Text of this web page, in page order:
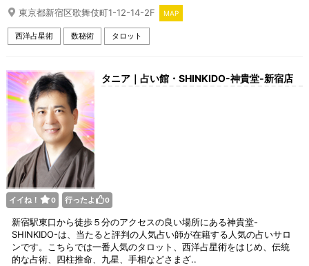
東京都新宿区歌舞伎町1-12-14-2F
MAP
西洋占星術 数秘術 タロット
タニア｜占い館・SHINKIDO-神貴堂-新宿店
イイね！ 0 行ったよ 0
新宿駅東口から徒歩５分のアクセスの良い場所にある神貴堂-
SHINKIDO-は、当たると評判の人気占い師が在籍する人気の占いサロ
ンです。こちらでは一番人気のタロット、西洋占星術をはじめ、伝統
的な占術、四柱推命、九星、手相などさまざ..